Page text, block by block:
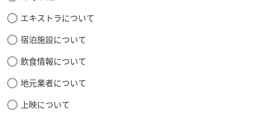
エキストラについて
宿泊施設について
飲食情報について
地元業者について
上映について